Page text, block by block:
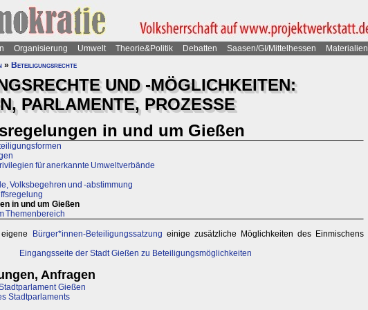
Organisierung Umwelt Theorie&Politik Debatten Saasen/GI/Mittelhessen Materialien
» Beteiligungsrechte
UND -MÖGLICHKEITEN:
PARLAMENTE, PROZESSE
in und um Gießen
für anerkannte Umweltverbände
Volksbegehren und -abstimmung
in und um Gießen
Themenbereich
Bürger*innen-Beteiligungssatzung einige zusätzliche Möglichkeiten des Einmischens
Eingangsseite der Stadt Gießen zu Beteiligungsmöglichkeiten
Anfragen
Gießen
Stadtparlaments